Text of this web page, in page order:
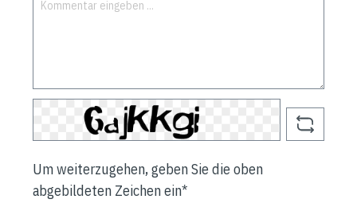
Um weiterzugehen, geben Sie die oben
abgebildeten Zeichen ein*